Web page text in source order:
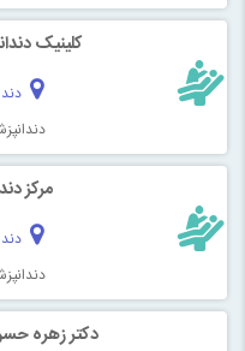
کلینیک
مرکز
دکتر زهره